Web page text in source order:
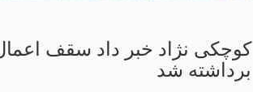
كوچكی نژاد خبر داد سقف
برداشته شد